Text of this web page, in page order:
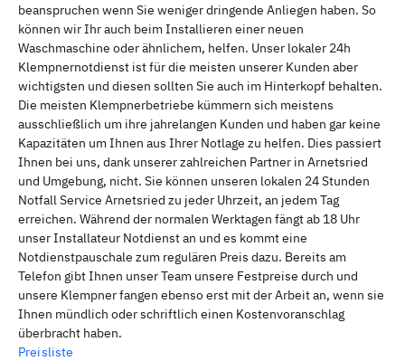
beanspruchen wenn Sie weniger dringende Anliegen haben. So
können wir Ihr auch beim Installieren einer neuen
Waschmaschine oder ähnlichem, helfen. Unser lokaler 24h
Klempnernotdienst ist für die meisten unserer Kunden aber
wichtigsten und diesen sollten Sie auch im Hinterkopf behalten.
Die meisten Klempnerbetriebe kümmern sich meistens
ausschließlich um ihre jahrelangen Kunden und haben gar keine
Kapazitäten um Ihnen aus Ihrer Notlage zu helfen. Dies passiert
Ihnen bei uns, dank unserer zahlreichen Partner in Arnetsried
und Umgebung, nicht. Sie können unseren lokalen 24 Stunden
Notfall Service Arnetsried zu jeder Uhrzeit, an jedem Tag
erreichen. Während der normalen Werktagen fängt ab 18 Uhr
unser Installateur Notdienst an und es kommt eine
Notdienstpauschale zum regulären Preis dazu. Bereits am
Telefon gibt Ihnen unser Team unsere Festpreise durch und
unsere Klempner fangen ebenso erst mit der Arbeit an, wenn sie
Ihnen mündlich oder schriftlich einen Kostenvoranschlag
überbracht haben.
Preisliste